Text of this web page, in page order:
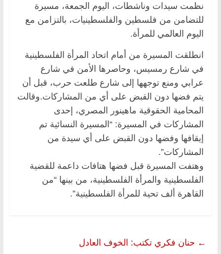
نظمت سيدات وناشطات، اليوم الجمعة، مسيرة
للتضامن من فلسطين والفلسطينيات، بالتزامن مع
اليوم العالمي للمرأة.
انطلقت المسيرة من أمام اتحاد المرأة الفلسطينية
في شارع رمسيس، وحاصرها الأمن في شارع
عرابي ومنع توجهها إلى شارع طلعت حرب، قبل أن
يتم فضها دون القبض على أي من المشاركات.وقالت
المحامية الحقوقية ماهينور المصري، إحدى
المشاركات في المسيرة: “المسيرة النسائية تم
إيقافها وفضها دون القبض على أي سيدة من
المشاركات”.
وهتفت المسيرة قبل فضها هتافات داعمة للقضية
الفلسطينية والمرأة الفلسطينية، من بينها “من
القاهرة ألف تحية للمرأة الفلسطينية”.
← حنان فكري تكتب: الخوف العادل